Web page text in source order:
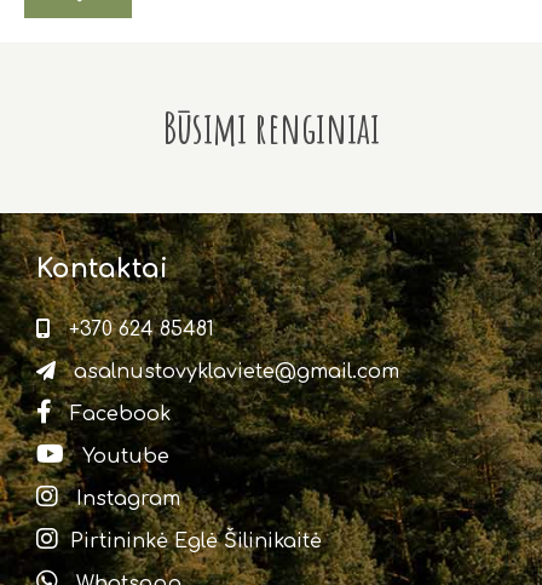
Būsimi renginiai
Kontaktai
+370 624 85481
asalnustovyklaviete@gmail.com
Facebook
Youtube
Instagram
Pirtininkė Eglė Šilinikaitė